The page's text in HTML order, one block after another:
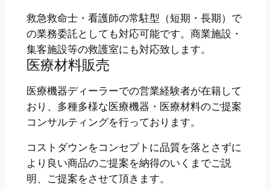
救急救命士・看護師の常駐型（短期・長期）で
の業務委託としても対応可能です。商業施設・
集客施設等の救護室にも対応致します。
医療材料販売
医療機器ディーラーでの営業経験者が在籍して
おり、多種多様な医療機器・医療材料のご提案
コンサルティングを行っております。
コストダウンをコンセプトに品質を落とさずに
より良い商品のご提案を納得のいくまでご説
明、ご提案をさせて頂きます。